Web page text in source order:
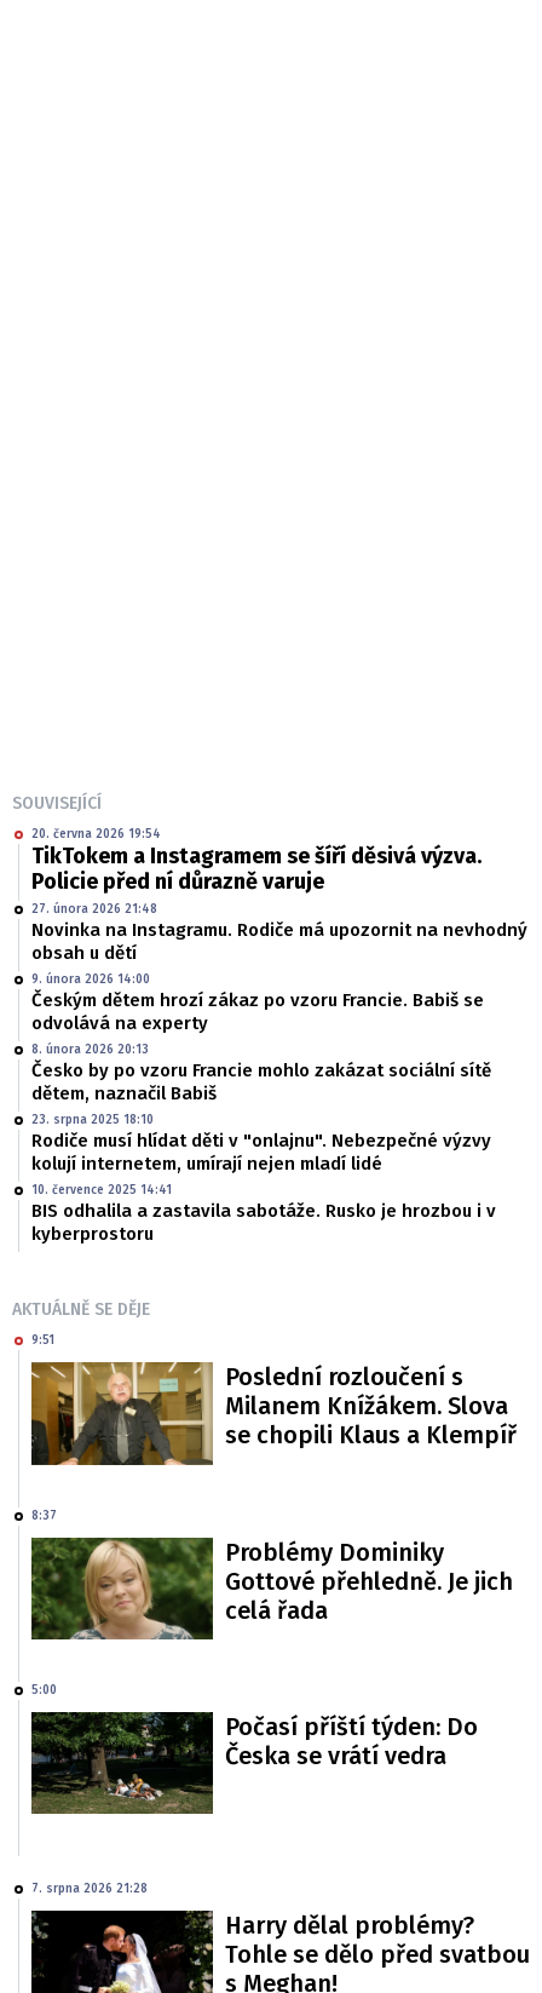
SOUVISEJÍCÍ
20. června 2026 19:54
TikTokem a Instagramem se šíří děsivá výzva.
Policie před ní důrazně varuje
27. února 2026 21:48
Novinka na Instagramu. Rodiče má upozornit na nevhodný
obsah u dětí
9. února 2026 14:00
Českým dětem hrozí zákaz po vzoru Francie. Babiš se
odvolává na experty
8. února 2026 20:13
Česko by po vzoru Francie mohlo zakázat sociální sítě
dětem, naznačil Babiš
23. srpna 2025 18:10
Rodiče musí hlídat děti v "onlajnu". Nebezpečné výzvy
kolují internetem, umírají nejen mladí lidé
10. července 2025 14:41
BIS odhalila a zastavila sabotáže. Rusko je hrozbou i v
kyberprostoru
AKTUÁLNĚ SE DĚJE
9:51
Poslední rozloučení s
Milanem Knížákem. Slova
se chopili Klaus a Klempíř
8:37
Problémy Dominiky
Gottové přehledně. Je jich
celá řada
5:00
Počasí příští týden: Do
Česka se vrátí vedra
7. srpna 2026 21:28
Harry dělal problémy?
Tohle se dělo před svatbou
s Meghan!